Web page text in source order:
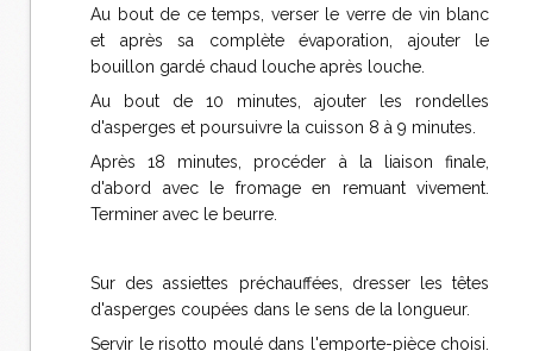
Au bout de ce temps, verser le verre de vin blanc
et après sa complète évaporation, ajouter le
bouillon gardé chaud louche après louche.
Au bout de 10 minutes, ajouter les rondelles
d'asperges et poursuivre la cuisson 8 à 9 minutes.
Après 18 minutes, procéder à la liaison finale,
d'abord avec le fromage en remuant vivement.
Terminer avec le beurre.
Sur des assiettes préchauffées, dresser les têtes
d'asperges coupées dans le sens de la longueur.
Servir le risotto moulé dans l'emporte-pièce choisi.